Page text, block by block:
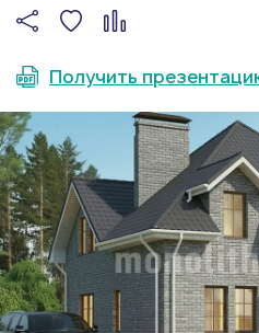
Получить